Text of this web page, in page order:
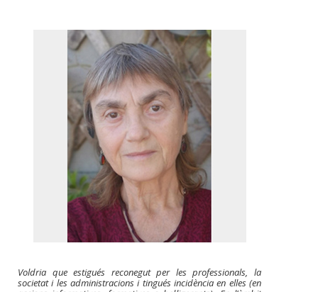
Voldria que estigués reconegut per les professionals, la
societat i les administracions i tingués incidència en elles (en